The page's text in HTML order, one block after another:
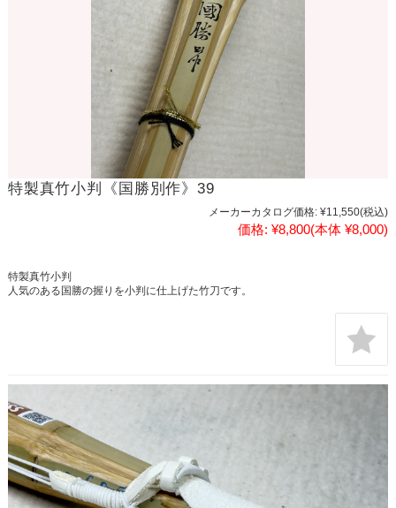
特製真竹小判《国勝別作》39
メーカーカタログ価格: ¥11,550(税込)
価格: ¥8,800(本体 ¥8,000)
特製真竹小判
人気のある国勝の握りを小判に仕上げた竹刀です。